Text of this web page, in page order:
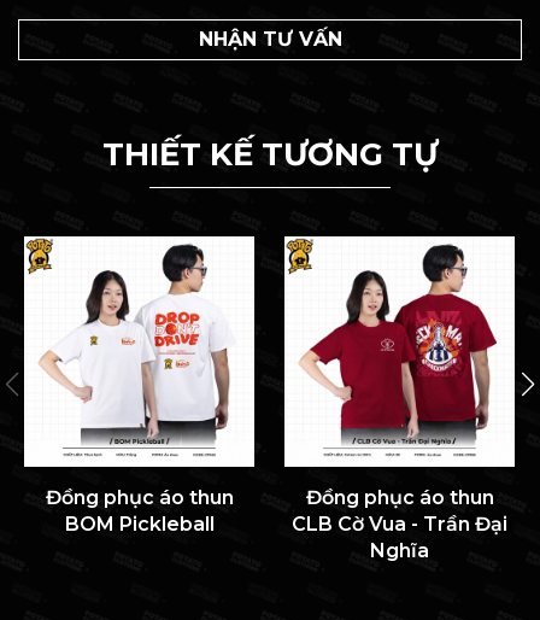
NHẬN TƯ VẤN
THIẾT KẾ TƯƠNG TỰ
Đồng phục áo thun
BOM Pickleball
Đồng phục áo thun
CLB Cờ Vua - Trần Đại
Nghĩa